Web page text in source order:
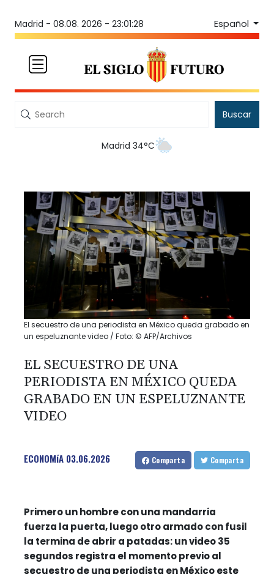
Madrid - 08.08. 2026 - 23:01:28 Español
Buscar
Madrid 34°C
El secuestro de una periodista en México queda grabado en
un espeluznante video / Foto: © AFP/Archivos
EL SECUESTRO DE UNA
PERIODISTA EN MÉXICO QUEDA
GRABADO EN UN ESPELUZNANTE
VIDEO
ECONOMíA 03.06.2026 Comparta Comparta
Primero un hombre con una mandarria
fuerza la puerta, luego otro armado con fusil
la termina de abrir a patadas: un video 35
segundos registra el momento previo al
secuestro de una periodista en México este